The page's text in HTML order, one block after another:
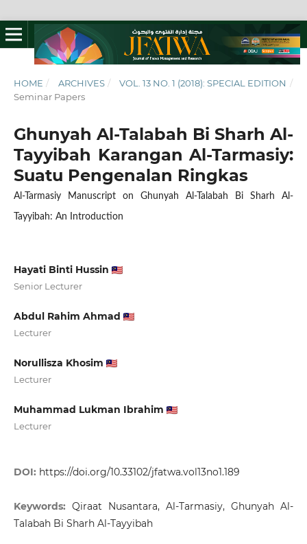
HOME / ARCHIVES / VOL. 13 NO. 1 (2018): SPECIAL EDITION /
Seminar Papers
Ghunyah Al-Talabah Bi Sharh Al-
Tayyibah Karangan Al-Tarmasiy:
Suatu Pengenalan Ringkas
Al-Tarmasiy Manuscript on Ghunyah Al-Talabah Bi Sharh Al-
Tayyibah: An Introduction
Hayati Binti Hussin
Senior Lecturer
Abdul Rahim Ahmad
Lecturer
Norullisza Khosim
Lecturer
Muhammad Lukman Ibrahim
Lecturer
DOI: https://doi.org/10.33102/jfatwa.vol13no1.189
Keywords: Qiraat Nusantara, Al-Tarmasiy, Ghunyah Al-
Talabah Bi Sharh Al-Tayyibah